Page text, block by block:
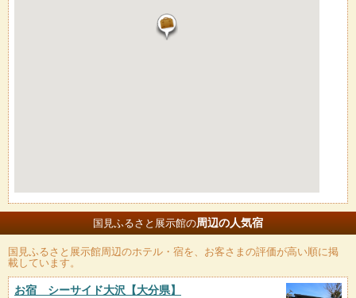
国見ふるさと展示館の周辺の人気宿
国見ふるさと展示館周辺のホテル・宿を、お客さまの評価が高い順に掲
載しています。
お宿 シーサイド大沢 【大分県】